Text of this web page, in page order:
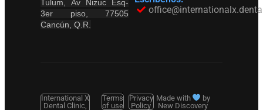
Tulum, Av Nizuc Esq-
3er piso, 77505
Cancún, Q.R.
International X
Dental Clinic,
Terms
of use
Privacy
Policy
Made with
by
New Discovery